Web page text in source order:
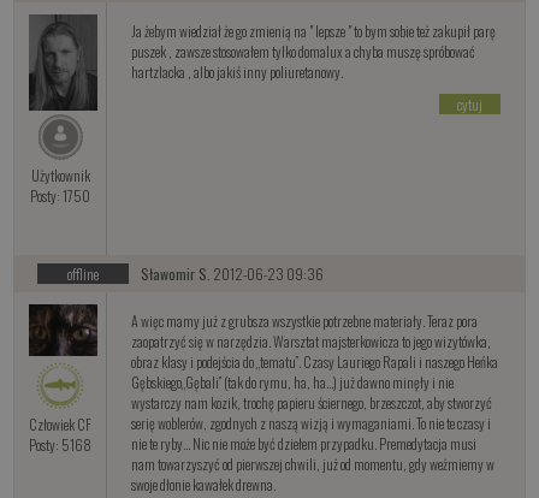
Użytkownik
Posty: 1750
Ja żebym wiedział że go zmienią na " lepsze " to bym sobie też zakupił parę
puszek , zawsze stosowałem tylko domalux a chyba muszę spróbować
hartzlacka , albo jakiś inny poliuretanowy.
cytuj
offline Sławomir S. 2012-06-23 09:36
Człowiek CF
Posty: 5168
A więc mamy już z grubsza wszystkie potrzebne materiały. Teraz pora
zaopatrzyć się w narzędzia. Warsztat majsterkowicza to jego wizytówka,
obraz klasy i podejścia do „tematu”. Czasy Lauriego Rapali i naszego Heńka
Gębskiego„Gębali” (tak do rymu, ha, ha…) już dawno minęły i nie
wystarczy nam kozik, trochę papieru ściernego, brzeszczot, aby stworzyć
serię woblerów, zgodnych z naszą wizją i wymaganiami. To nie te czasy i
nie te ryby… Nic nie może być dziełem przypadku. Premedytacja musi
nam towarzyszyć od pierwszej chwili, już od momentu, gdy weżmiemy w
swoje dłonie kawałek drewna.